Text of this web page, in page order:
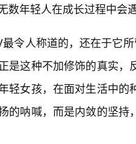
数年轻人在成长过程中会
令人称道的，还在于它
是这种不加修饰的真实
轻女孩，在面对生活中
的呐喊，而是内敛的坚